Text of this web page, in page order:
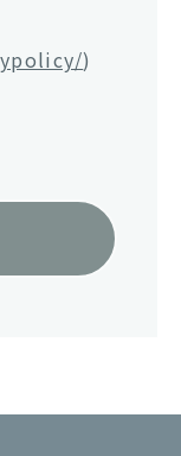
への返信
します。
することは
、お客様が
くださ
)